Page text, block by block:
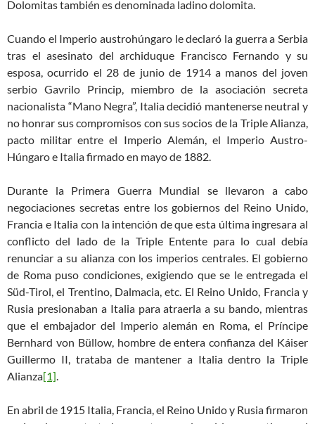
Dolomitas también es denominada ladino dolomita.
Cuando el Imperio austrohúngaro le declaró la guerra a Serbia
tras el asesinato del archiduque Francisco Fernando y su
esposa, ocurrido el 28 de junio de 1914 a manos del joven
serbio Gavrilo Princip, miembro de la asociación secreta
nacionalista “Mano Negra”, Italia decidió mantenerse neutral y
no honrar sus compromisos con sus socios de la Triple Alianza,
pacto militar entre el Imperio Alemán, el Imperio Austro-
Húngaro e Italia firmado en mayo de 1882.
Durante la Primera Guerra Mundial se llevaron a cabo
negociaciones secretas entre los gobiernos del Reino Unido,
Francia e Italia con la intención de que esta última ingresara al
conflicto del lado de la Triple Entente para lo cual debía
renunciar a su alianza con los imperios centrales. El gobierno
de Roma puso condiciones, exigiendo que se le entregada el
Süd-Tirol, el Trentino, Dalmacia, etc. El Reino Unido, Francia y
Rusia presionaban a Italia para atraerla a su bando, mientras
que el embajador del Imperio alemán en Roma, el Príncipe
Bernhard von Büllow, hombre de entera confianza del Káiser
Guillermo II, trataba de mantener a Italia dentro la Triple
Alianza[1].
En abril de 1915 Italia, Francia, el Reino Unido y Rusia firmaron